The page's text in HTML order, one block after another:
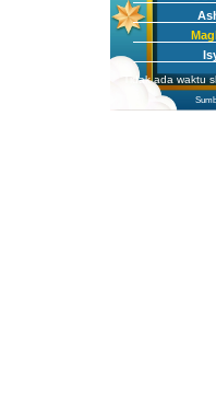
Tidak ada waktu